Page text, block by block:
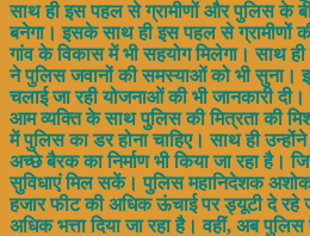
साथ ही इस पहल से ग्रामीणों और पुलिस के
बनेगा। इसके साथ ही इस पहल से ग्रामीणों
गांव के विकास में भी सहयोग मिलेगा। साथ
ने पुलिस जवानों की समस्याओं को भी सुना।
चलाई जा रही योजनाओं की भी जानकारी
आम व्यक्ति के साथ पुलिस की मित्रता की
में पुलिस का डर होना चाहिए। साथ ही
अच्छे बैरक का निर्माण भी किया जा रहा है।
सुविधाएं मिल सकें। पुलिस महानिदेशक
हजार फीट की अधिक ऊंचाई पर ड्यूटी दे रहे
अधिक भत्ता दिया जा रहा है। वहीं, अब